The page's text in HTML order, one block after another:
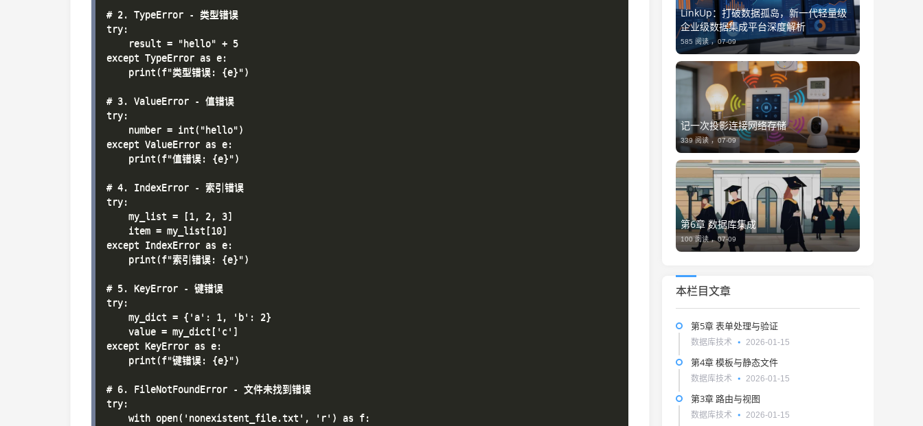
# 2. TypeError - 类型错误
try:
    result = "hello" + 5
except TypeError as e:
    print(f"类型错误: {e}")
# 3. ValueError - 值错误
try:
    number = int("hello")
except ValueError as e:
    print(f"值错误: {e}")
# 4. IndexError - 索引错误
try:
    my_list = [1, 2, 3]
    item = my_list[10]
except IndexError as e:
    print(f"索引错误: {e}")
# 5. KeyError - 键错误
try:
    my_dict = {'a': 1, 'b': 2}
    value = my_dict['c']
except KeyError as e:
    print(f"键错误: {e}")
# 6. FileNotFoundError - 文件未找到错误
try:
    with open('nonexistent_file.txt', 'r') as f:
LinkUp：打破数据孤岛，新一代轻量级
企业级数据集成平台深度解析
585 阅读 ，07-09
记一次投影连接网络存储
339 阅读 ，07-09
第6章 数据库集成
100 阅读 ，07-09
本栏目文章
第5章 表单处理与验证
数据库技术 2026-01-15
第4章 模板与静态文件
数据库技术 2026-01-15
第3章 路由与视图
数据库技术 2026-01-15